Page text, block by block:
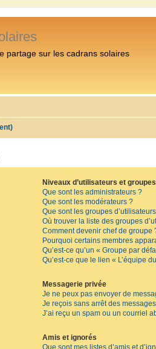
partage sur les cadrans solaires
Niveaux d’utilisateurs et groupes
Que sont les administrateurs ?
Que sont les modérateurs ?
Que sont les groupes
Où trouver la liste des groupes
Comment devenir chef de groupe
Pourquoi certains membres
Qu’est-ce qu’un « Groupe par
Qu’est-ce que le lien « L’équipe
Messagerie privée
Je ne peux pas envoyer de
Je reçois sans arrêt des
J’ai reçu un spam ou un courriel
Amis et ignorés